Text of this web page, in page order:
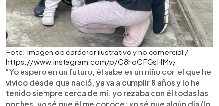
Foto: Imagen de carácter ilustrativo y no comercial /
https://www.instagram.com/p/C8hoCFGsHMv/
"Yo espero en un futuro, él sabe es un niño con el que he
vivido desde que nació, ya va a cumplir 8 años y lo he
tenido siempre cerca de mí. yo rezaba con él todas las
noches, yo sé que él me conoce; yo sé que algún día (lo